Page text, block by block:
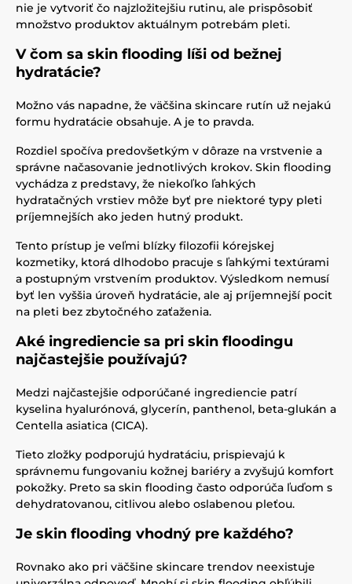
nie je vytvoriť čo najzložitejšiu rutinu, ale prispôsobiť
množstvo produktov aktuálnym potrebám pleti.
V čom sa skin flooding líši od bežnej
hydratácie?
Možno vás napadne, že väčšina skincare rutín už nejakú
formu hydratácie obsahuje. A je to pravda.
Rozdiel spočíva predovšetkým v dôraze na vrstvenie a
správne načasovanie jednotlivých krokov. Skin flooding
vychádza z predstavy, že niekoľko ľahkých
hydratačných vrstiev môže byť pre niektoré typy pleti
príjemnejších ako jeden hutný produkt.
Tento prístup je veľmi blízky filozofii kórejskej
kozmetiky, ktorá dlhodobo pracuje s ľahkými textúrami
a postupným vrstvením produktov. Výsledkom nemusí
byť len vyššia úroveň hydratácie, ale aj príjemnejší pocit
na pleti bez zbytočného zaťaženia.
Aké ingrediencie sa pri skin floodingu
najčastejšie používajú?
Medzi najčastejšie odporúčané ingrediencie patrí
kyselina hyalurónová, glycerín, panthenol, beta-glukán a
Centella asiatica (CICA).
Tieto zložky podporujú hydratáciu, prispievajú k
správnemu fungovaniu kožnej bariéry a zvyšujú komfort
pokožky. Preto sa skin flooding často odporúča ľuďom s
dehydratovanou, citlivou alebo oslabenou pleťou.
Je skin flooding vhodný pre každého?
Rovnako ako pri väčšine skincare trendov neexistuje